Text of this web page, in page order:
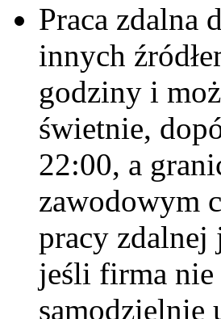
Praca zdalna
innych
godziny i
świetnie,
22:00, a
zawodowym
pracy zdalnej
jeśli firma nie
samodzielnie